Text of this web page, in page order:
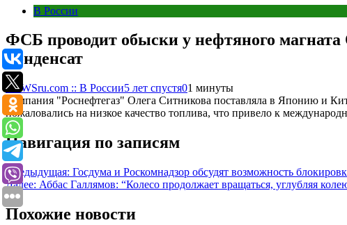
В России
ФСБ проводит обыски у нефтяного
конденсат
NEWSru.com :: В России5 лет спустя01 минуты
Компания "Роснефтегаз" Олега Ситникова поставляла в Японию и
пожаловались на низкое качество топлива, что привело к
Навигация по записям
Предыдущая: Госдума и Роскомнадзор обсудят возможность
Далее: Аббас Галлямов: “Колесо продолжает вращаться, углубляя
Похожие новости